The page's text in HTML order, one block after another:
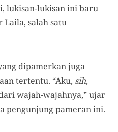
lukisan-lukisan ini baru
salah satu
dipamerkan juga
tertentu. “Aku, sih,
wajah-wajahnya,” ujar
pengunjung pameran ini.